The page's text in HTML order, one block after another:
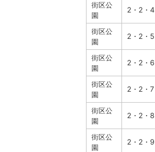
街区公
園
2・2・4
街区公
園
2・2・5
街区公
園
2・2・6
街区公
園
2・2・7
街区公
園
2・2・8
街区公
園
2・2・9